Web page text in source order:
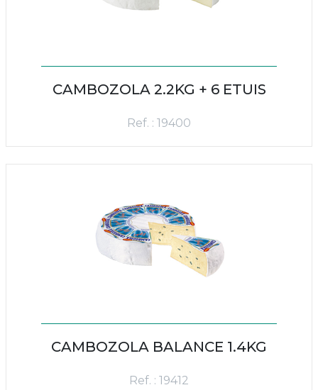
CAMBOZOLA 2.2KG + 6 ETUIS
Ref. : 19400
CAMBOZOLA BALANCE 1.4KG
Ref. : 19412